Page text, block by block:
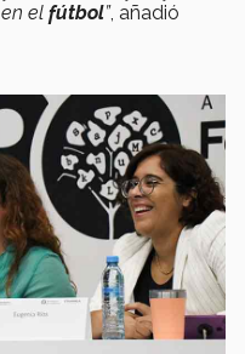
en el fútbol”, añadió